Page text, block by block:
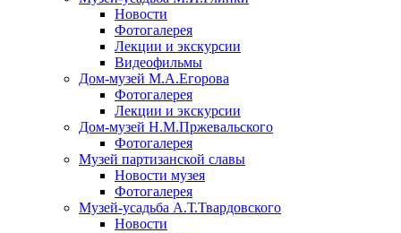
Новости
Фотогалерея
Лекции и экскурсии
Видеофильмы
Дом-музей М.А.Егорова
Фотогалерея
Лекции и экскурсии
Дом-музей Н.М.Пржевальского
Фотогалерея
Музей партизанской славы
Новости музея
Фотогалерея
Музей-усадьба А.Т.Твардовского
Новости